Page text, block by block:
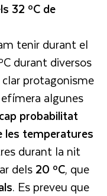
32 ºC de
tenir durant el
durant diversos
protagonisme
algunes
probabilitat
les temperatures
durant la nit
dels20 ºC, que
. Es preveu que